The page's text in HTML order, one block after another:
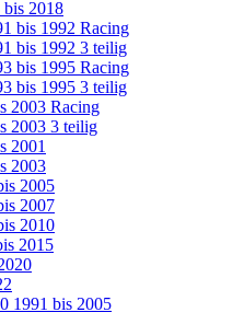
2018
bis 1992 Racing
bis 1992 3 teilig
bis 1995 Racing
bis 1995 3 teilig
2003 Racing
2003 3 teilig
2001
2003
2005
2007
2010
2015
1991 bis 2005